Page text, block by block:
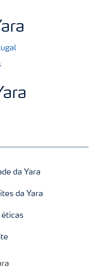
da Yara
da Yara
éticas